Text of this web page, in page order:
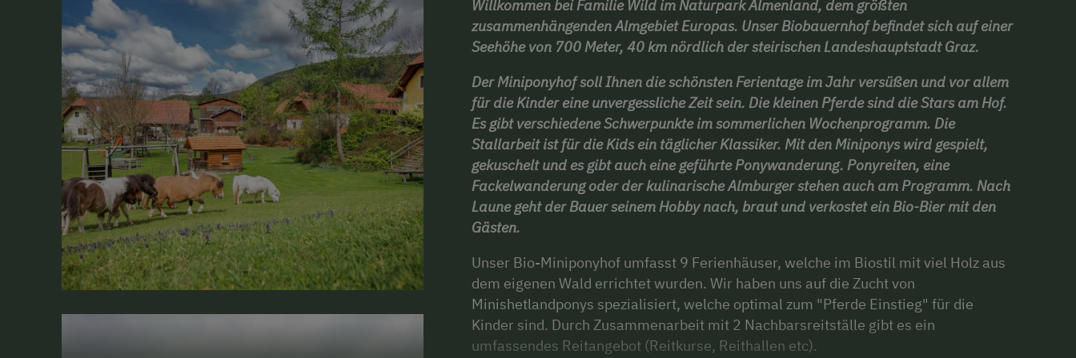
Willkommen bei Familie Wild im Naturpark Almenland, dem größten
zusammenhängenden Almgebiet Europas. Unser Biobauernhof befindet sich auf einer
Seehöhe von 700 Meter, 40 km nördlich der steirischen Landeshauptstadt Graz.
Der Miniponyhof soll Ihnen die schönsten Ferientage im Jahr versüßen und vor allem
für die Kinder eine unvergessliche Zeit sein. Die kleinen Pferde sind die Stars am Hof.
Es gibt verschiedene Schwerpunkte im sommerlichen Wochenprogramm. Die
Stallarbeit ist für die Kids ein täglicher Klassiker. Mit den Miniponys wird gespielt,
gekuschelt und es gibt auch eine geführte Ponywanderung. Ponyreiten, eine
Fackelwanderung oder der kulinarische Almburger stehen auch am Programm. Nach
Laune geht der Bauer seinem Hobby nach, braut und verkostetein Bio-Bier mit den
Gästen.
Unser Bio-Miniponyhof umfasst 9 Ferienhäuser, welche im Biostil mit viel Holz aus
dem eigenen Wald errichtet wurden. Wir haben uns auf die Zucht von
Minishetlandponys spezialisiert, welche optimal zum "Pferde Einstieg" für die
Kinder sind. Durch Zusammenarbeit mit 2 Nachbarsreitställe gibt es ein
umfassendes Reitangebot (Reitkurse, Reithallen etc).